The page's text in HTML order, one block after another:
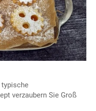
typische
verzaubern Sie Groß